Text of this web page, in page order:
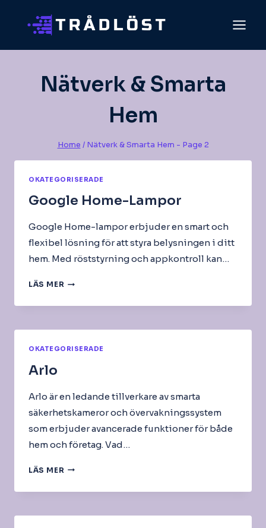
Nätverk & Smarta
Hem
Home / Nätverk & Smarta Hem - Page 2
OKATEGORISERADE
Google Home-Lampor
Google Home-lampor erbjuder en smart och
flexibel lösning för att styra belysningen i ditt
hem. Med röststyrning och appkontroll kan…
LÄS MER GOOGLE
LAMPOR
OKATEGORISERADE
Arlo
Arlo är en ledande tillverkare av smarta
säkerhetskameror och övervakningssystem
som erbjuder avancerade funktioner för både
hem och företag. Vad…
LÄS MER ARLO